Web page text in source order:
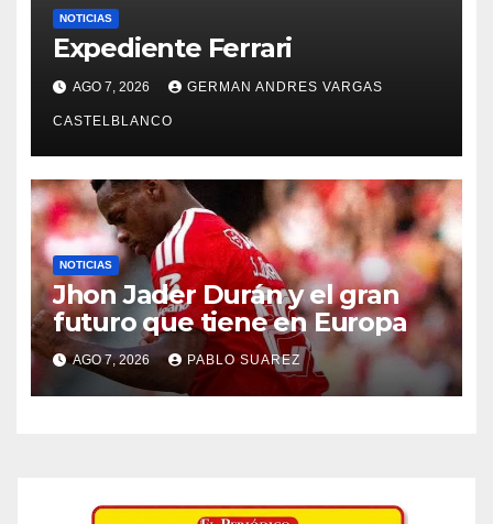
NOTICIAS
Expediente Ferrari
AGO 7, 2026 GERMAN ANDRES VARGAS
CASTELBLANCO
NOTICIAS
Jhon Jader Durán y el gran
futuro que tiene en Europa
AGO 7, 2026 PABLO SUAREZ